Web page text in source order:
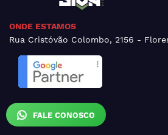
FALE CONOSCO
ONDE ESTAMOS
Rua Cristóvão Colombo, 2156 -